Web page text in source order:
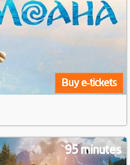
Buy e-tickets
95 minutes